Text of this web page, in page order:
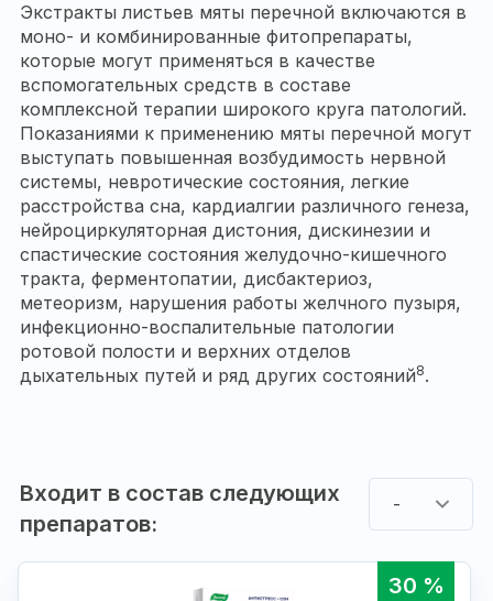
Экстракты листьев мяты перечной включаются в
моно- и комбинированные фитопрепараты,
которые могут применяться в качестве
вспомогательных средств в составе
комплексной терапии широкого круга патологий.
Показаниями к применению мяты перечной могут
выступать повышенная возбудимость нервной
системы, невротические состояния, легкие
расстройства сна, кардиалгии различного генеза,
нейроциркуляторная дистония, дискинезии и
спастические состояния желудочно-кишечного
тракта, ферментопатии, дисбактериоз,
метеоризм, нарушения работы желчного пузыря,
инфекционно-воспалительные патологии
ротовой полости и верхних отделов
дыхательных путей и ряд других состояний8.
Входит в состав следующих
препаратов:
-
30 %